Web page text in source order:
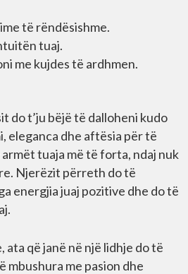
të rëndësishme.
tuaj.
me kujdes të ardhmen.
do t’ju bëjë të dalloheni kudo
eleganca dhe aftësia për të
tuaja më të forta, ndaj nuk
Njerëzit përreth do të
energjia juaj pozitive dhe do të
që janë në një lidhje do të
me pasion dhe